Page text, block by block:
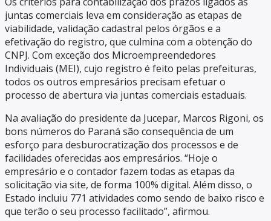
juntas comerciais leva em consideração as etapas de
viabilidade, validação cadastral pelos órgãos e a
efetivação do registro, que culmina com a obtenção do
CNPJ. Com exceção dos Microempreendedores
Individuais (MEI), cujo registro é feito pelas prefeituras,
todos os outros empresários precisam efetuar o
processo de abertura via juntas comerciais estaduais.
Na avaliação do presidente da Jucepar, Marcos Rigoni, os
bons números do Paraná são consequência de um
esforço para desburocratização dos processos e de
facilidades oferecidas aos empresários. “Hoje o
empresário e o contador fazem todas as etapas da
solicitação via site, de forma 100% digital. Além disso, o
Estado incluiu 771 atividades como sendo de baixo risco e
que terão o seu processo facilitado”, afirmou.